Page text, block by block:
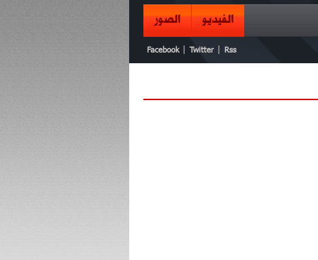
الفيديو الصور
Facebook Twitter Rss